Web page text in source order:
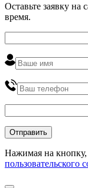
Оставьте заявку
время.
Нажимая на
пользовательского